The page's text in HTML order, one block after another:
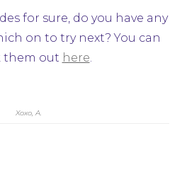
for sure, do you have any
on to try next? You can
them out here
Xoxo, A.